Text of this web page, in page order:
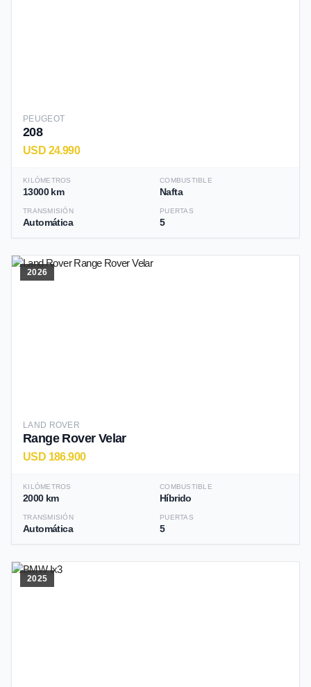
PEUGEOT
208
USD 24.990
KILÓMETROS
13000 km
COMBUSTIBLE
Nafta
TRANSMISIÓN
Automática
PUERTAS
5
2026
LAND ROVER
Range Rover Velar
USD 186.900
KILÓMETROS
2000 km
COMBUSTIBLE
Híbrido
TRANSMISIÓN
Automática
PUERTAS
5
2025